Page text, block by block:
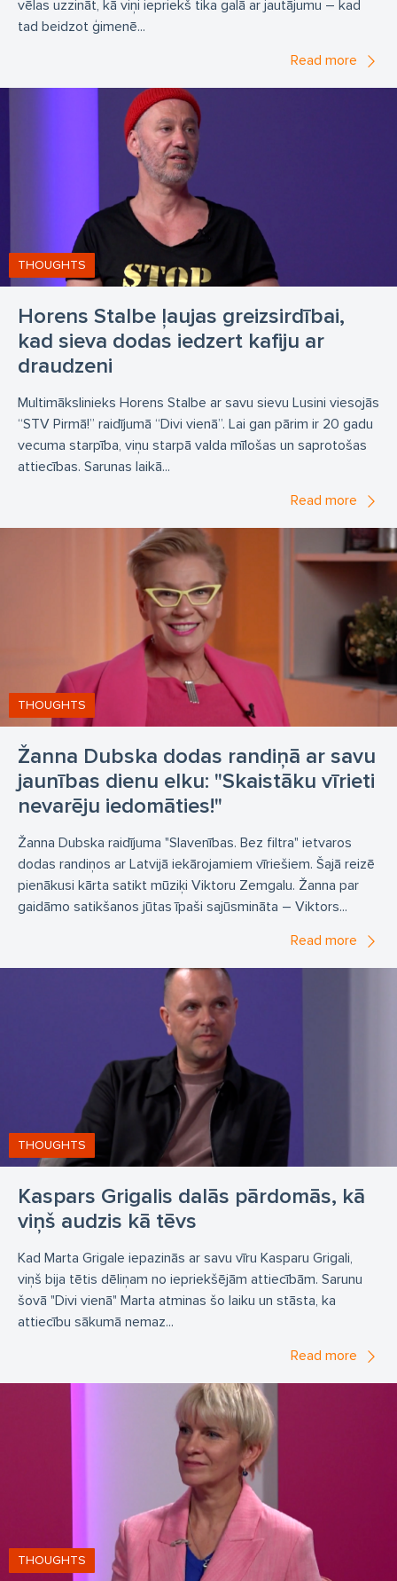
vēlas uzzināt, kā viņi iepriekš tika galā ar jautājumu – kad
tad beidzot ģimenē...
Read more
Horens Stalbe ļaujas greizsirdībai,
kad sieva dodas iedzert kafiju ar
draudzeni
THOUGHTS
Multimākslinieks Horens Stalbe ar savu sievu Lusini viesojās
“STV Pirmā!” raidījumā “Divi vienā”. Lai gan pārim ir 20 gadu
vecuma starpība, viņu starpā valda mīlošas un saprotošas
attiecības. Sarunas laikā...
Read more
Žanna Dubska dodas randiņā ar savu
jaunības dienu elku: "Skaistāku vīrieti
nevarēju iedomāties!"
THOUGHTS
Žanna Dubska raidījuma "Slavenības. Bez filtra" ietvaros
dodas randiņos ar Latvijā iekārojamiem vīriešiem. Šajā reizē
pienākusi kārta satikt mūziķi Viktoru Zemgalu. Žanna par
gaidāmo satikšanos jūtas īpaši sajūsmināta – Viktors...
Read more
Kaspars Grigalis dalās pārdomās, kā
viņš audzis kā tēvs
THOUGHTS
Kad Marta Grigale iepazinās ar savu vīru Kasparu Grigali,
viņš bija tētis dēliņam no iepriekšējām attiecībām. Sarunu
šovā "Divi vienā" Marta atminas šo laiku un stāsta, ka
attiecību sākumā nemaz...
Read more
THOUGHTS